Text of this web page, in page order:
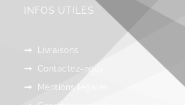
INFOS UTILES
Livraisons
Contactez-nous
Mentions légales